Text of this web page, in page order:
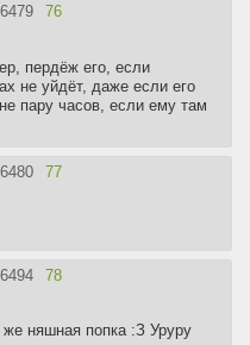
76
пердёж его, если
не уйдёт, даже если его
пару часов, если ему там
77
78
же няшная попка :З Уруру